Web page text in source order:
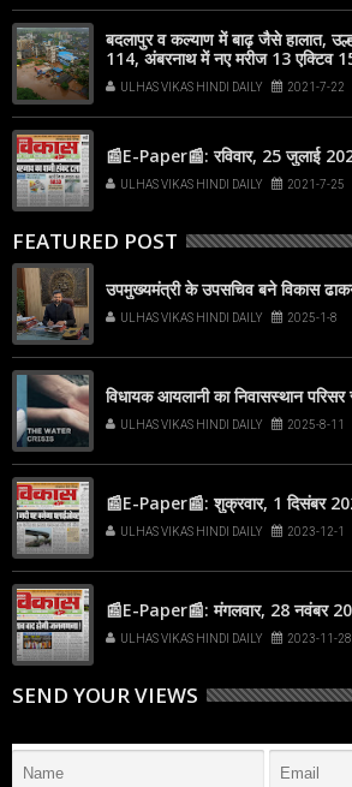
बदलापुर व कल्याण में बाढ़ जैसे हालात,
114, अंबरनाथ में नए मरीज 13 एक्टिव
मरीज 83
ULHAS VIKAS HINDI DAILY 2021-7-22
📰E-Paper📰: रविवार, 25 जुलाई
ULHAS VIKAS HINDI DAILY 2021-7-25
FEATURED POST
उपमुख्यमंत्री के उपसचिव बने विकास
ULHAS VIKAS HINDI DAILY 2025-1-8
विधायक आयलानी का निवासस्थान
ULHAS VIKAS HINDI DAILY 2025-8-11
📰E-Paper📰: शुक्रवार, 1 दिसंबर
ULHAS VIKAS HINDI DAILY 2023-12-1
📰E-Paper📰: मंगलवार, 28 नवंबर
ULHAS VIKAS HINDI DAILY 2023-11-28
SEND YOUR VIEWS